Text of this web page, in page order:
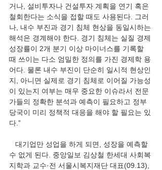
거나, 설비투자나 건설투자 계획을 연기 혹은
철회한다는 소식을 접할 때도 사용된다. 그러
나, 내수 부진과 경기 침체 현상을 동일시하는
해석은 경계해야 한다. 경기 침체는 실질 경제
성장률이 2개 분기 이상 마이너스를 기록할
때 쓰이는 다소 엄밀한 정의를 가진 경제학 용
어다. 물론 내수 부진이 단순히 일시적 현상인
지, 아니면 실제로 경기 침체로 이어질 가능성
이 있는지 여부는 매우 중요한 이슈라서 전문
가들의 정확한 분석과 예측이 필요하고 정부
당국이 미리 정책적 대응을 해야 할 필요는 있
다.”
대기업만 성업을 하게 되면, 성장을 예측할
수 없게 된다. 중앙일보 김상철 한세대 사회복
지학과 교수·전 서울시복지재단 대표(09.13),